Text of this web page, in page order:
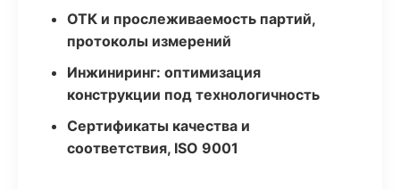
ОТК и прослеживаемость партий,
протоколы измерений
Инжиниринг: оптимизация
конструкции под технологичность
Сертификаты качества и
соответствия, ISO 9001